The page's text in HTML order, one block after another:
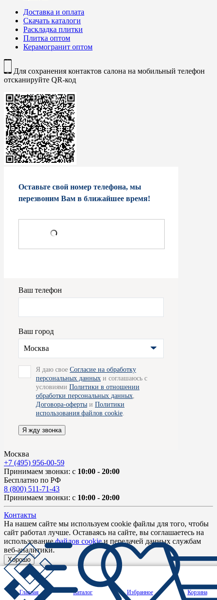
Главная Каталог Избранное Корзина
Доставка и оплата
Скачать каталоги
Раскладка плитки
Плитка оптом
Керамогранит оптом
Для сохранения контактов салона на мобильный телефон
отсканируйте QR-код
Оставьте свой номер телефона, мы
перезвоним Вам в ближайшее время!
Ваш телефон
Ваш город
Москва
Я даю свое Согласие на обработку
персональных данных и соглашаюсь с
условиями Политики в отношении
обработки персональных данных
Договора-оферты и Политики
использования файлов cookie
Я жду звонка
Москва
+7 (495) 956-00-59
Принимаем звонки: с 10:00 - 20:00
Бесплатно по РФ
8 (800) 511-71-43
Принимаем звонки: с 10:00 - 20:00
Контакты
На нашем сайте мы используем cookie файлы для того, чтобы
сайт работал лучше. Оставаясь на сайте, вы соглашаетесь на
использованиефайлов cookieи передачей данных службам
веб-аналитики.
Хорошо